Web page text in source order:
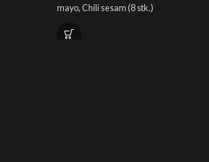
mayo, Chili sesam (8 stk.)